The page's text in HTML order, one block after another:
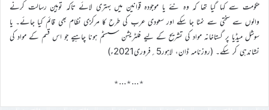
حکومت سے کہا گیا تھا کہ وہ نئے یا موجودہ قوانین میں بہتری لائے تاکہ توہین رسالت کرنے
والوں سے سختی سے نمٹا جا سکے اور سعودی عرب کی طرح کا مرکزی نظام بھی قائم کیا جائے۔ یا
سوشل میڈیا پر گستاخانہ مواد کی تشریح کے لیے فلٹریشن سسٹم ہونا چاہیے جو اس قسم کے مواد کی
نشاندہی کر سکے۔ (روزنامہ ڈان، لاہور5؍فروری2021ء)
٭…٭…٭